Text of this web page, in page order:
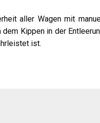
aller Wagen mit
Kippen in der
ist.